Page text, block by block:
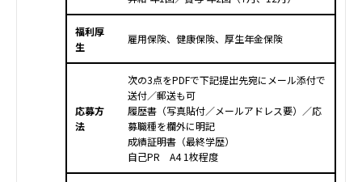
福利厚
生
雇用保険、健康保険、厚生年金保険
応募方
法
次の3点をPDFで下記提出先宛にメール添付で
送付／郵送も可
履歴書（写真貼付／メールアドレス要）／応
募職種を欄外に明記
成績証明書（最終学歴）
自己PR A4 1枚程度